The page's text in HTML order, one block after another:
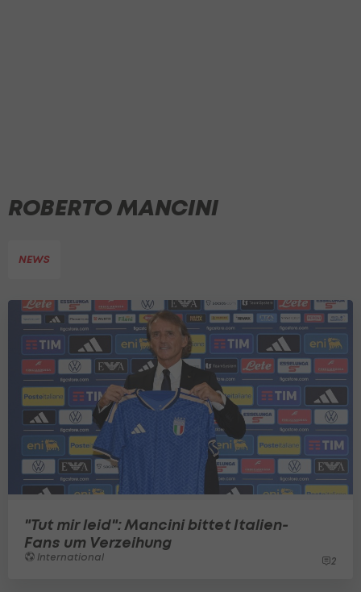
ROBERTO MANCINI
NEWS
"Tut mir leid": Mancini bittet Italien-
Fans um Verzeihung
International 2